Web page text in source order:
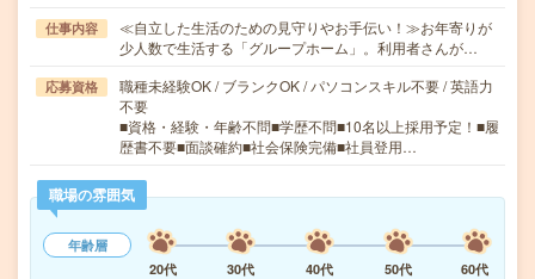
仕事内容
≪自立した生活のための見守りやお手伝い！≫お年寄りが
少人数で生活する「グループホーム」。利用者さんが…
応募資格
職種未経験OK / ブランクOK / パソコンスキル不要 / 英語力
不要
■資格・経験・年齢不問■学歴不問■10名以上採用予定！■履
歴書不要■面談確約■社会保険完備■社員登用…
職場の雰囲気
年齢層
20代
30代 40代 50代
60代